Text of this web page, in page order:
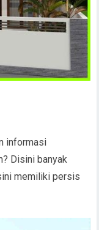
informasi
Disini banyak
memiliki persis